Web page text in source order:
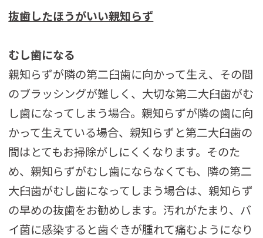
抜歯したほうがいい親知らず
むし歯になる
親知らずが隣の第二臼歯に向かって生え、その間
のブラッシングが難しく、大切な第二大臼歯がむ
し歯になってしまう場合。親知らずが隣の歯に向
かって生えている場合、親知らずと第二大臼歯の
間はとてもお掃除がしにくくなります。そのた
め、親知らずがむし歯にならなくても、隣の第二
大臼歯がむし歯になってしまう場合は、親知らず
の早めの抜歯をお勧めします。汚れがたまり、バ
イ菌に感染すると歯ぐきが腫れて痛むようになり